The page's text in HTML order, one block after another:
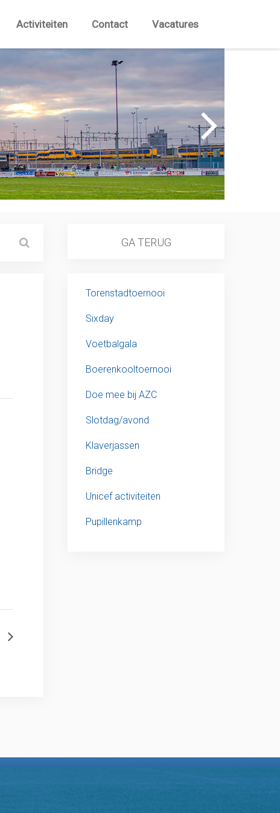
Activiteiten Contact Vacatures
GA TERUG
Torenstadtoernooi
Sixday
Voetbalgala
Boerenkooltoernooi
Doe mee bij AZC
Slotdag/avond
Klaverjassen
Bridge
Unicef activiteiten
Pupillenkamp